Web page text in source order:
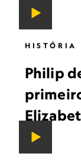
HISTÓRIA
Philip